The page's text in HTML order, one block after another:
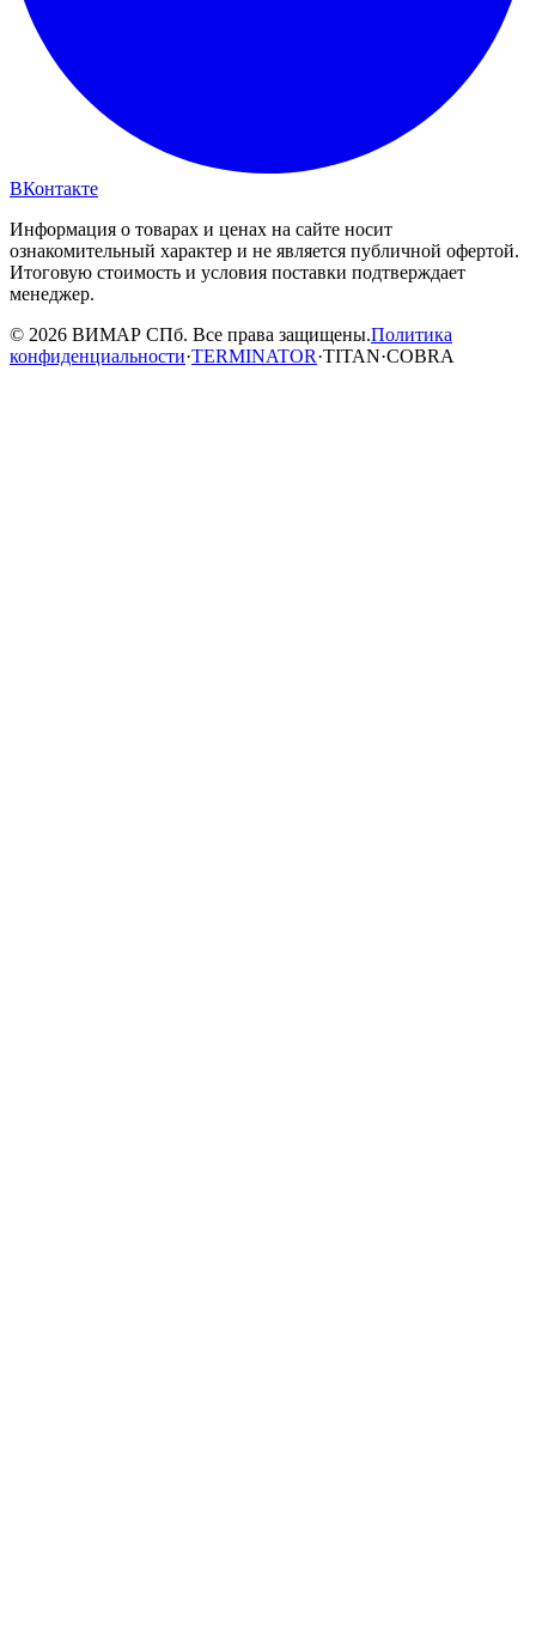
ВКонтакте
Информация о товарах и ценах на сайте носит
ознакомительный характер и не является публичной офертой.
Итоговую стоимость и условия поставки подтверждает
менеджер.
© 2026 ВИМАР СПб. Все права защищены.Политика
конфиденциальности·TERMINATOR·TITAN·COBRA